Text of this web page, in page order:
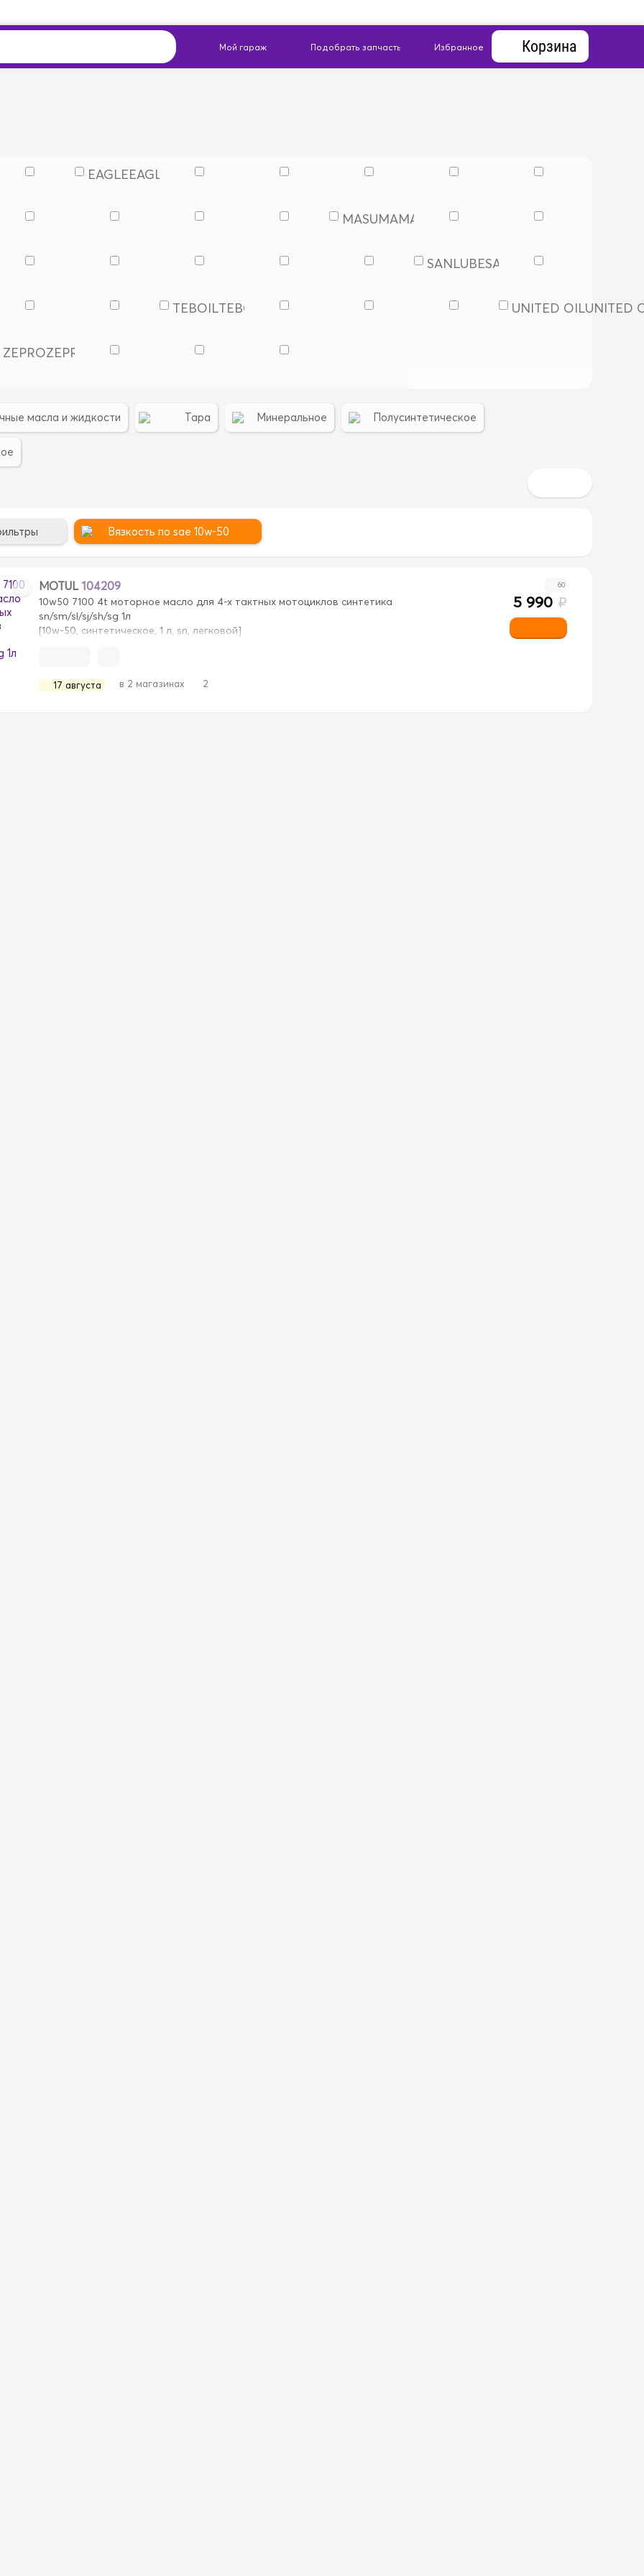
Корзина
EAGLEEAGLE
MASUMAMASUMA
SANLUBESANLUBE
TEBOILTEBOIL UNITED OILUNITED
ZEPROZEPRO
масла и жидкости Тара Минеральное Полусинтетическое
Вязкость по sae 10w-50
MOTUL 104209
10w50 7100 4t моторное масло для 4-х тактных мотоциклов синтетика
sn/sm/sl/sj/sh/sg 1л
[10w-50, синтетическое, 1 л, sn, легковой]
17 августа в 2 магазинах 2
60
5 990 ₽